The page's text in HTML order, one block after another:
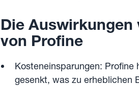
‍Die Auswirkungen
von Profine
Kosteneinsparungen:
gesenkt, was zu erheblichen